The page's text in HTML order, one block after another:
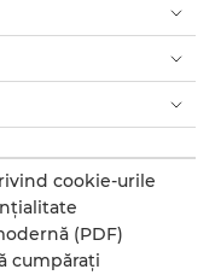
cookie-urile
(PDF)
cumpăraţi